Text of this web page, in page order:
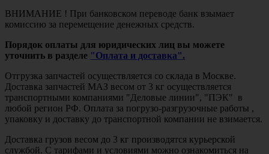
ВНИМАНИЕ ! При банковском переводе банк взымает
комиссию за перемещение денежных средств.
Порядок оплаты для юридических лиц вы можете
уточнить в разделе "Оплата и доставка".
Отгрузка запчастей осуществляется со склада в Москве.
Доставка запчастей МАЗ весом от 3 кг осуществляется
транспортными компаниями "Деловые линии", "ПЭК" в
любой регион РФ. Оплата за погрузо-разгрузочные работы ,
упаковку и доставку до транспортной компании не взимается.
Доставка грузов весом до 3 кг производятся курьерской
службой. С тарифами и условиями можно ознакомиться на